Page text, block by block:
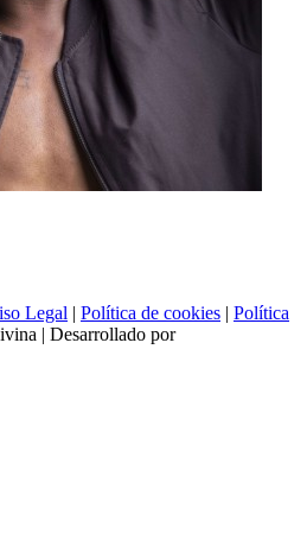
Legal | Política de cookies | Política
| Desarrollado por